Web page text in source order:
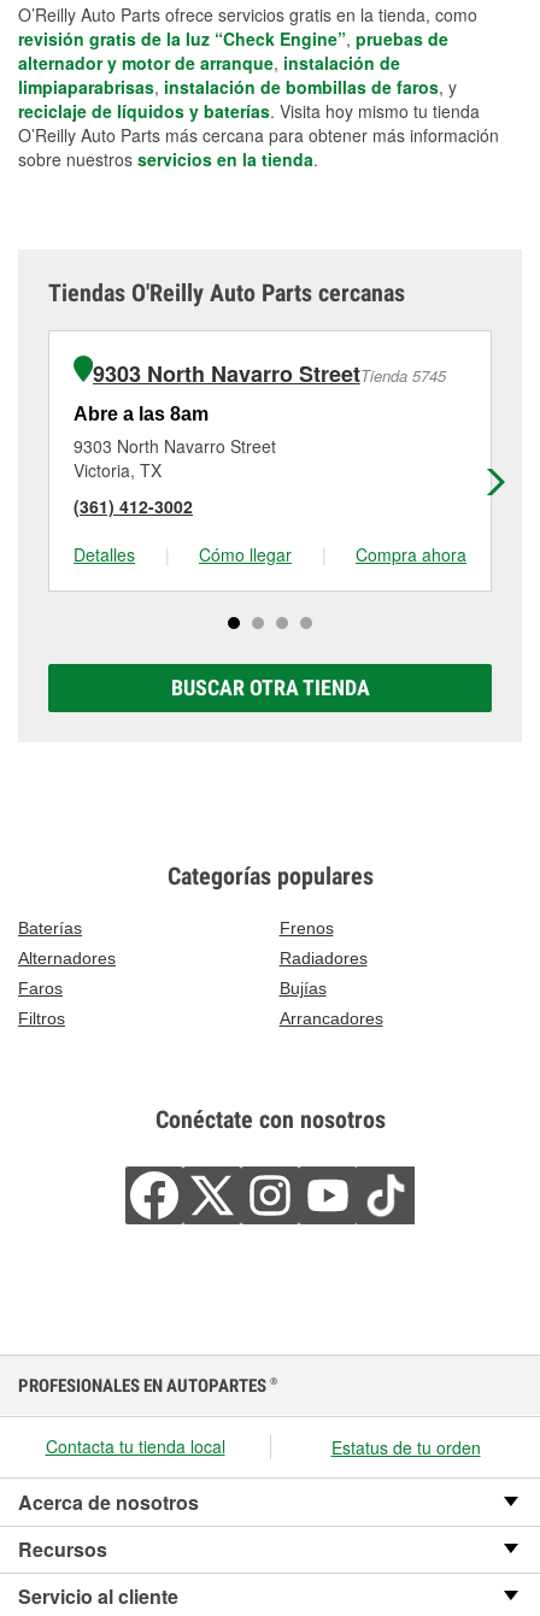
O’Reilly Auto Parts ofrece servicios gratis en la tienda, como
revisión gratis de la luz “Check Engine”, pruebas de
alternador y motor de arranque, instalación de
limpiaparabrisas, instalación de bombillas de faros, y
reciclaje de líquidos y baterías. Visita hoy mismo tu tienda
O’Reilly Auto Parts más cercana para obtener más información
sobre nuestros servicios en la tienda.
Tiendas O'Reilly Auto Parts cercanas
9303 North Navarro StreetTienda 5745
Abre a las 8am
9303 North Navarro Street
Victoria, TX
(361) 412-3002
Detalles
| Cómo llegar | Compra ahora
BUSCAR OTRA TIENDA
Categorías populares
Baterías
Frenos
Alternadores
Radiadores
Faros
Bujías
Filtros
Arrancadores
Conéctate con nosotros
PROFESIONALES EN AUTOPARTES ®
Contacta tu tienda local Estatus de tu orden
Acerca de nosotros
Recursos
Servicio al cliente